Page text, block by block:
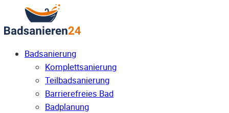
Badsanierung
Komplettsanierung
Teilbadsanierung
Barrierefreies Bad
Badplanung